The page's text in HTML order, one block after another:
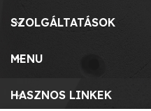
SZOLGÁLTATÁSOK
MENU
HASZNOS LINKEK